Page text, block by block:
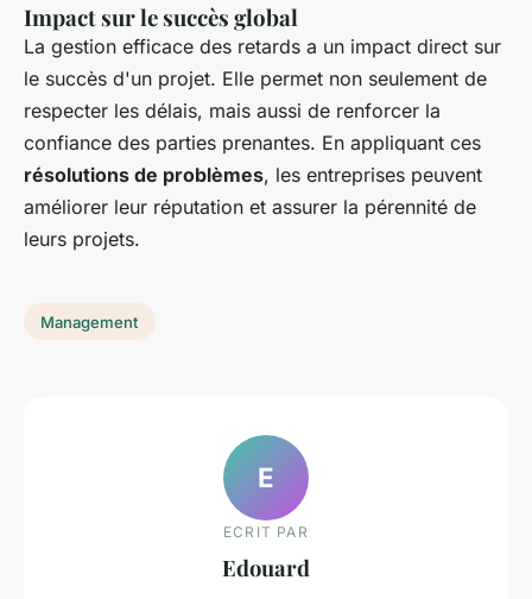
Impact sur le succès global
La gestion efficace des retards a un impact direct sur
le succès d'un projet. Elle permet non seulement de
respecter les délais, mais aussi de renforcer la
confiance des parties prenantes. En appliquant ces
résolutions de problèmes, les entreprises peuvent
améliorer leur réputation et assurer la pérennité de
leurs projets.
Management
E
ECRIT PAR
Edouard